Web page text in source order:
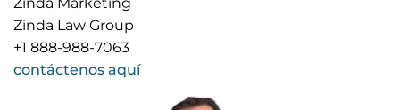
Zinda Law Group
+1 888-988-7063
contáctenos aquí